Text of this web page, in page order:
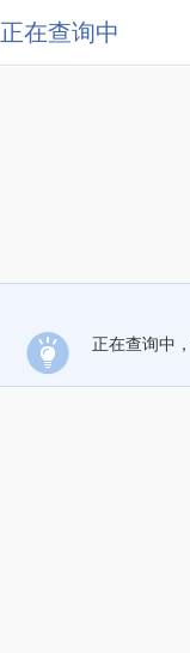
正在查询中
正在查询中